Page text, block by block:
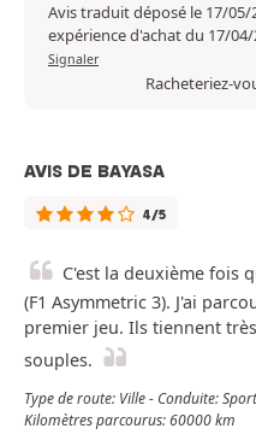
Avis traduit déposé le 17/
expérience d'achat du 17/
Signaler
Racheteriez-
AVIS DE BAYASA
4/5
C'est la deuxième fois
(F1 Asymmetric 3). J'ai
premier jeu. Ils tiennent
souples.
Type de route: Ville - Conduite:
Kilomètres parcourus: 60000 km